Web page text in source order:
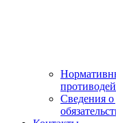
Сведения о